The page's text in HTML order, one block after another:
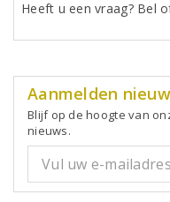
Heeft u een vraag? Bel
Aanmelden
Blijf op de hoogte van
nieuws.